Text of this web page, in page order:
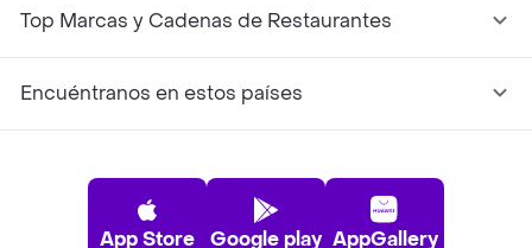
Top Marcas y Cadenas de Restaurantes
Encuéntranos en estos países
App Store Google play AppGallery